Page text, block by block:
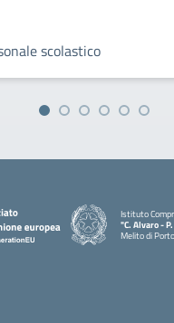
scolastico
Istituto
"C. Alvaro -
Melito di